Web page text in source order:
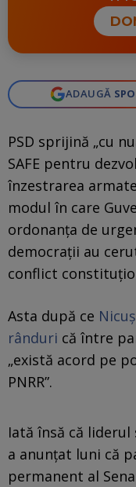
ADAUGĂ
PSD sprijină „cu
SAFE pentru
înzestrarea
modul în care
ordonanța de
democrații au
conflict
Asta după ce
rânduri că între
„există acord pe
PNRR”.
Iată însă că
a anunțat luni că
permanent al